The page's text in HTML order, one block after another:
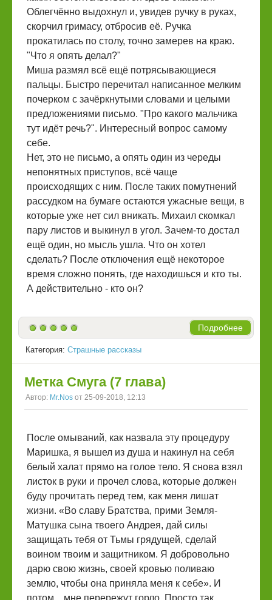
Облегчённо выдохнул и, увидев ручку в руках,
скорчил гримасу, отбросив её. Ручка
прокатилась по столу, точно замерев на краю.
"Что я опять делал?"
Миша размял всё ещё потрясывающиеся
пальцы. Быстро перечитал написанное мелким
почерком с зачёркнутыми словами и целыми
предложениями письмо. "Про какого мальчика
тут идёт речь?". Интересный вопрос самому
себе.
Нет, это не письмо, а опять один из череды
непонятных приступов, всё чаще
происходящих с ним. После таких помутнений
рассудком на бумаге остаются ужасные вещи, в
которые уже нет сил вникать. Михаил скомкал
пару листов и выкинул в угол. Зачем-то достал
ещё один, но мысль ушла. Что он хотел
сделать? После отключения ещё некоторое
время сложно понять, где находишься и кто ты.
А действительно - кто он?
Подробнее
Категория: Страшные рассказы
Метка Смуга (7 глава)
Автор: Mr.Nos от 25-09-2018, 12:13
После омываний, как назвала эту процедуру
Маришка, я вышел из душа и накинул на себя
белый халат прямо на голое тело. Я снова взял
листок в руки и прочел слова, которые должен
буду прочитать перед тем, как меня лишат
жизни. «Во славу Братства, прими Земля-
Матушка сына твоего Андрея, дай силы
защищать тебя от Тьмы грядущей, сделай
воином твоим и защитником. Я добровольно
дарю свою жизнь, своей кровью поливаю
землю, чтобы она приняла меня к себе». И
потом... мне перережут горло. Просто так...